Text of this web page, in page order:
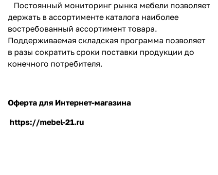
Постоянный мониторинг рынка мебели позволяет
держать в ассортименте каталога наиболее
востребованный ассортимент товара.
Поддерживаемая складская программа позволяет
в разы сократить сроки поставки продукции до
конечного потребителя.
Оферта для Интернет-магазина
https://mebel-21.ru